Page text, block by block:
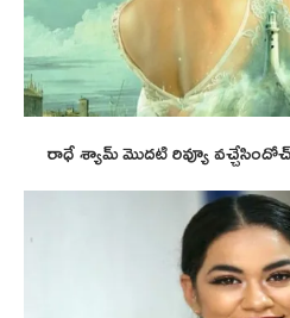
రాధే శ్యామ్ మొదటి రివ్యూ